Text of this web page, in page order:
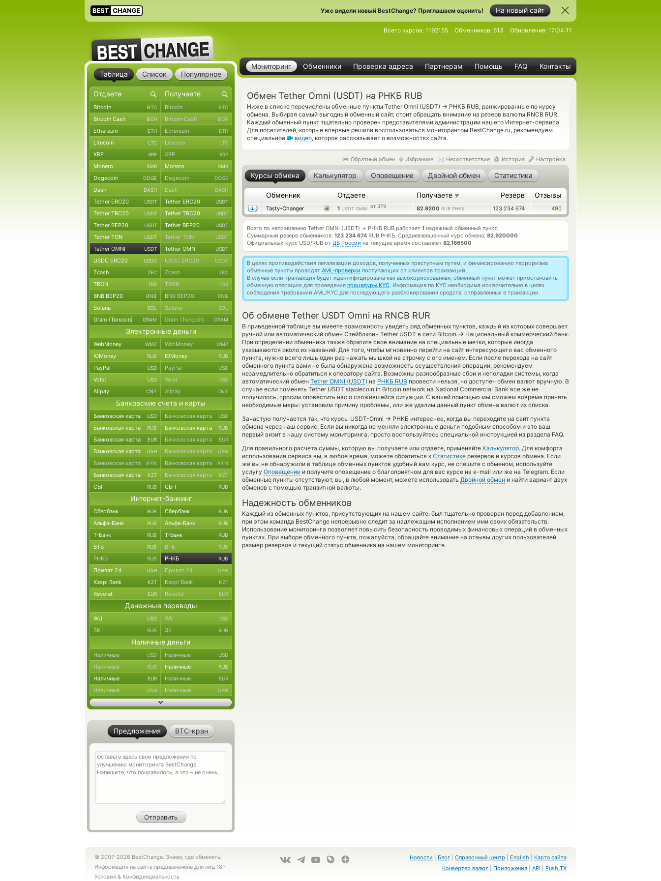
На новый сайт
Уже видели новый BestChange? Приглашаем оценить!
Мониторинг Обменники Проверка адреса Партнерам Помощь FAQ Контакты
Всего курсов: 1192155 Обменников: 613 Обновление: 17:04:11
Обмен Tether Omni (USDT) на РНКБ RUB
Ниже в списке перечислены обменные пункты Tether Omni (USDT) → РНКБ RUB, ранжированные по курсу
обмена. Выбирая самый выгодный обменный сайт, стоит обращать внимание на резерв валюты RNCB RUR.
Каждый обменный пункт тщательно проверен представителями администрации нашего Интернет-сервиса.
Для посетителей, которые впервые решили воспользоваться мониторингом BestChange.ru, рекомендуем
специальное
видео, которое рассказывает о возможностях сайта.
Обратный обмен Избранное Несоответствие История Настройка
Курсы обмена Калькулятор Оповещение Двойной обмен Статистика
Обменник Отдаете Получаете ▼ Резерв Отзывы
Tasty-Changer 1 USDT OMNI от 379 82.9200 RUB РНКБ 123 234 674 490
Всего по направлению Tether OMNI (USDT) → РНКБ RUB работает 1 надежный обменный пункт.
Суммарный резерв обменников: 123 234 674 RUB РНКБ. Средневзвешенный курс обмена: 82.920000
Официальный курс USD/RUB от ЦБ России на текущее время составляет 82.166500
В целях противодействия легализации доходов, полученных преступным путем, и финансированию терроризма
обменные пункты проводят AML-проверки поступающих от клиентов транзакций.
В случае если транзакция будет идентифицирована как высокорискованная, обменный пункт может приостановить
обменную операцию для проведения процедуры KYC. Информация по KYC необходима исключительно в целях
соблюдения требований AML/KYC для последующего разблокирования средств, отправленных в транзакции.
Об обмене Tether USDT Omni на RNCB RUR
В приведенной таблице вы имеете возможность увидеть ряд обменных пунктов, каждый из которых совершает
ручной или автоматический обмен Стейблкоин Tether USDT в сети Bitcoin → Национальный коммерческий банк.
При определении обменника также обратите свое внимание на специальные метки, которые иногда
указываются около их названий. Для того, чтобы мгновенно перейти на сайт интересующего вас обменного
пункта, нужно всего лишь один раз нажать мышкой на строчку с его именем. Если после перехода на сайт
обменного пункта вами не была обнаружена возможность осуществления операции, рекомендуем
незамедлительно обратиться к оператору сайта. Возможны разнообразные сбои и неполадки системы, когда
автоматический обмен Tether OMNI (USDT) на РНКБ RUB провести нельзя, но доступен обмен валют вручную. В
случае если поменять Tether USDT stablecoin in Bitcoin network на National Commercial Bank все же не
получилось, просим оповестить нас о сложившейся ситуации. С вашей помощью мы сможем вовремя принять
необходимые меры: установим причину проблемы, или же удалим данный пункт обмена валют из списка.
Зачастую получается так, что курсы USDT-Omni → РНКБ интереснее, когда вы переходите на сайт пункта
обмена через наш сервис. Если вы никогда не меняли электронные деньги подобным способом и это ваш
первый визит в нашу систему мониторинга, просто воспользуйтесь специальной инструкцией из раздела FAQ.
Для правильного расчета суммы, которую вы получаете или отдаете, применяйте Калькулятор. Для комфорта
использования сервиса вы, в любое время, можете обратиться к Статистике резервов и курсов обмена. Если
же вы не обнаружили в таблице обменных пунктов удобный вам курс, не спешите с обменом, используйте
услугу Оповещение и получите оповещение о благоприятном для вас курсе на e-mail или же на Telegram. Если
обменные пункты отсутствуют, вы, в любой момент, можете использовать Двойной обмен и найти вариант двух
обменов с помощью транзитной валюты.
Надежность обменников
Каждый из обменных пунктов, присутствующих на нашем сайте, был тщательно проверен перед добавлением,
при этом команда BestChange непрерывно следит за надлежащим исполнением ими своих обязательств.
Использование мониторинга позволяет повысить безопасность проводимых финансовых операций в обменных
пунктах. При выборе обменного пункта, пожалуйста, обращайте внимание на отзывы других пользователей,
размер резервов и текущий статус обменника на нашем мониторинге.
Таблица Список Популярное
Bitcoin BTC Bitcoin BTC
Bitcoin Cash BCH Bitcoin Cash BCH
Ethereum ETH Ethereum ETH
Litecoin LTC Litecoin LTC
XRP XRP XRP XRP
Monero XMR Monero XMR
Dogecoin DOGE Dogecoin DOGE
Dash DASH Dash DASH
Tether ERC20 USDT Tether ERC20 USDT
Tether TRC20 USDT Tether TRC20 USDT
Tether BEP20 USDT Tether BEP20 USDT
Tether TON USDT Tether TON USDT
Tether OMNI USDT Tether OMNI USDT
USDC ERC20 USDC USDC ERC20 USDC
Zcash ZEC Zcash ZEC
TRON TRX TRON TRX
BNB BEP20 BNB BNB BEP20 BNB
Solana SOL Solana SOL
Gram (Toncoin) GRAM Gram (Toncoin) GRAM
Электронные деньги
WebMoney WMZ WebMoney WMZ
ЮMoney RUB ЮMoney RUB
PayPal USD PayPal USD
Volet USD Volet USD
Alipay CNY Alipay CNY
Банковские счета и карты
Банковская карта USD Банковская карта USD
Банковская карта RUB Банковская карта RUB
Банковская карта EUR Банковская карта EUR
Банковская карта UAH Банковская карта UAH
Банковская карта BYN Банковская карта BYN
Банковская карта KZT Банковская карта KZT
СБП RUB СБП RUB
Интернет-банкинг
Сбербанк RUB Сбербанк RUB
Альфа-Банк RUB Альфа-Банк RUB
Т-Банк RUB Т-Банк RUB
ВТБ RUB ВТБ RUB
РНКБ RUB РНКБ RUB
Приват 24 UAH Приват 24 UAH
Kaspi Bank KZT Kaspi Bank KZT
Revolut EUR Revolut EUR
Денежные переводы
WU USD WU USD
ЗК RUB ЗК RUB
Наличные деньги
Наличные USD Наличные USD
Наличные RUB Наличные RUB
Наличные EUR Наличные EUR
Наличные UAH Наличные UAH
Предложения BTC-кран
© 2007-2026 BestChange. Знаем, где обменять!
Информация на сайте предназначена для лиц 18+
Условия & Конфиденциальность
Новости Блог Справочный центр English
Карта сайта
Конвертер валют
Приложения API Push TX